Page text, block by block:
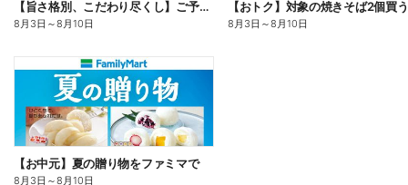
【旨さ格別、こだわり尽くし】ご予約弁当
8月3日 ～8月10日 8月3日 ～8月10日
【お中元】夏の贈り物をファミマで
8月3日 ～8月10日